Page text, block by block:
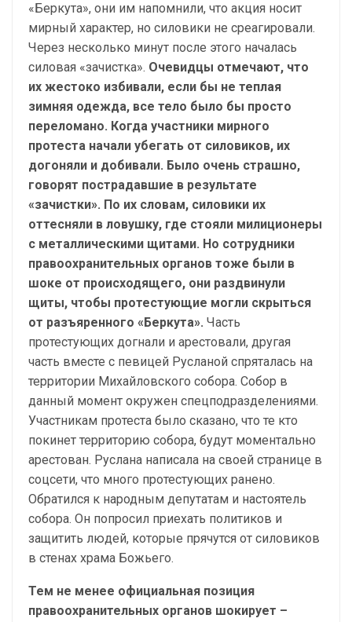
«Беркута», они им напомнили, что акция носит
мирный характер, но силовики не среагировали.
Через несколько минут после этого началась
силовая «зачистка». Очевидцы отмечают, что
их жестоко избивали, если бы не теплая
зимняя одежда, все тело было бы просто
переломано. Когда участники мирного
протеста начали убегать от силовиков, их
догоняли и добивали. Было очень страшно,
говорят пострадавшие в результате
«зачистки». По их словам, силовики их
оттесняли в ловушку, где стояли милиционеры
с металлическими щитами. Но сотрудники
правоохранительных органов тоже были в
шоке от происходящего, они раздвинули
щиты, чтобы протестующие могли скрыться
от разъяренного «Беркута». Часть
протестующих догнали и арестовали, другая
часть вместе с певицей Русланой спряталась на
территории Михайловского собора. Собор в
данный момент окружен спецподразделениями.
Участникам протеста было сказано, что те кто
покинет территорию собора, будут моментально
арестован. Руслана написала на своей странице в
соцсети, что много протестующих ранено.
Обратился к народным депутатам и настоятель
собора. Он попросил приехать политиков и
защитить людей, которые прячутся от силовиков
в стенах храма Божьего.
Тем не менее официальная позиция
правоохранительных органов шокирует –